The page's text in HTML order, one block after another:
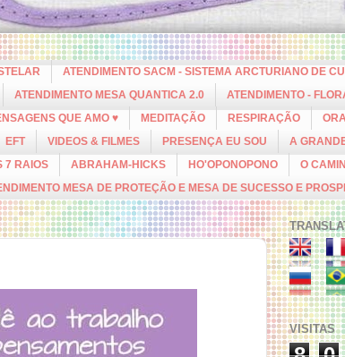
ATENDIMENTO SACM - SISTEMA ARCTURIANO DE
ATENDIMENTO MESA QUANTICA 2.0
ATENDIMENTO -
QUE AMO ♥ MEDITAÇÃO RESPIRAÇÃO
EFT VIDEOS & FILMES PRESENÇA EU SOU
A
7 RAIOS ABRAHAM-HICKS HO'OPONOPONO O
MESA DE PROTEÇÃO E MESA DE SUCESSO E
VISITAS